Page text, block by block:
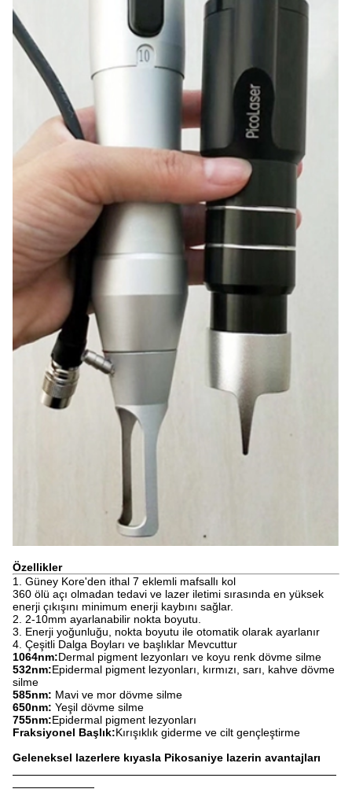
Özellikler
1. Güney Kore'den ithal 7 eklemli mafsallı kol
360 ölü açı olmadan tedavi ve lazer iletimi sırasında en yüksek
enerji çıkışını minimum enerji kaybını sağlar.
2. 2-10mm ayarlanabilir nokta boyutu.
3. Enerji yoğunluğu, nokta boyutu ile otomatik olarak ayarlanır
4. Çeşitli Dalga Boyları ve başlıklar Mevcuttur
1064nm:Dermal pigment lezyonları ve koyu renk dövme silme
532nm:Epidermal pigment lezyonları, kırmızı, sarı, kahve dövme
silme
585nm: Mavi ve mor dövme silme
650nm: Yeşil dövme silme
755nm:Epidermal pigment lezyonları
Fraksiyonel Başlık:Kırışıklık giderme ve cilt gençleştirme
Geleneksel lazerlere kıyasla Pikosaniye lazerin avantajları